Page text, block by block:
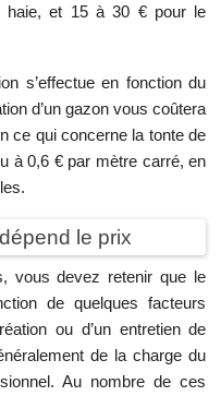
haie, et 15 à 30 € pour le
s’effectue en fonction du
d’un gazon vous coûtera
ce qui concerne la tonte de
à 0,6 € par mètre carré, en
le prix
vous devez retenir que le
de quelques facteurs
ou d’un entretien de
de la charge du
Au nombre de ces